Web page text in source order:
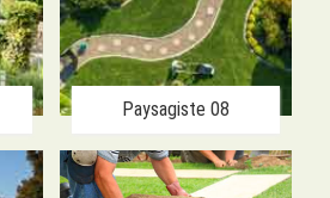
Paysagiste 08